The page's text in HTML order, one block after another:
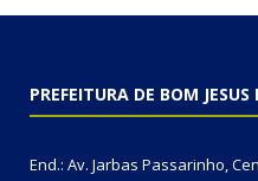
PREFEITURA DE BOM
End.: Av. Jarbas Passarinho,